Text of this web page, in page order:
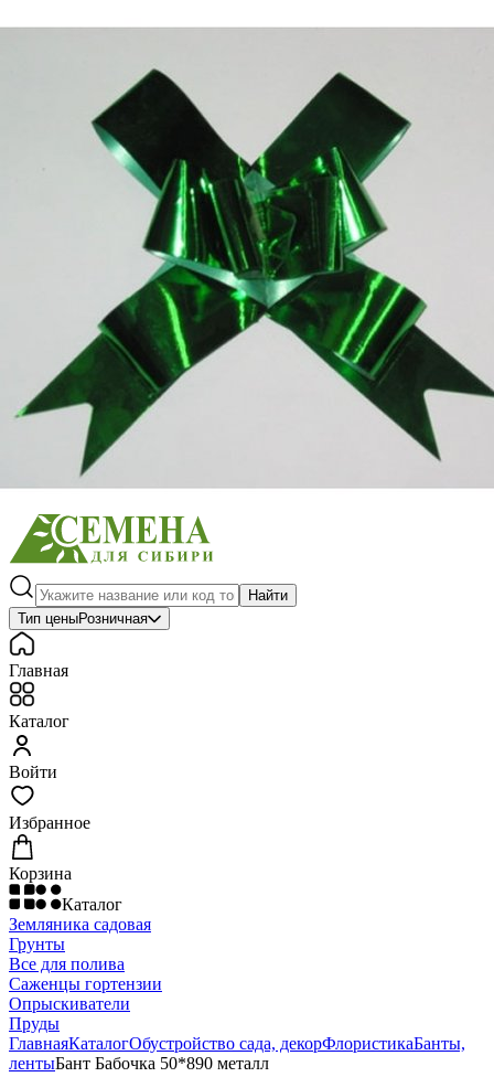
Обратный звонокЗаказать обратный звонок
Газонные травы, сидераты
Горшки, рассадники, аксессуары
Посадочный материал
Садовый инструмент, инвентарь
Консервирование
Средства защиты, удобрения, добавки, химия
Обустройство сада, декор
Найти
Тип ценыРозничная
Главная
Каталог
Войти
Избранное
Корзина
Каталог
Земляника садовая
Грунты
Все для полива
Саженцы гортензии
Опрыскиватели
Пруды
ГлавнаяКаталогОбустройство сада, декорФлористикаБанты,
лентыБант Бабочка 50*890 металл